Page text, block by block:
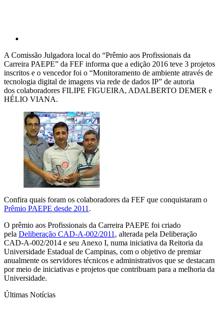
A Comissão Julgadora local do “Prêmio aos Profissionais da
Carreira PAEPE” da FEF informa que a edição 2016 teve 3 projetos
inscritos e o vencedor foi o “Monitoramento de ambiente através de
tecnologia digital de imagens via rede de dados IP” de autoria
dos colaboradores FILIPE FIGUEIRA, ADALBERTO DEMER e
HÉLIO VIANA.
Confira quais foram os colaboradores da FEF que conquistaram o
Prêmio PAEPE desde 2011 .
O prêmio aos Profissionais da Carreira PAEPE foi criado
pela Deliberação CAD-A-002/2011 , alterada pela Deliberação
CAD-A-002/2014 e seu Anexo I, numa iniciativa da Reitoria da
Universidade Estadual de Campinas, com o objetivo de premiar
anualmente os servidores técnicos e administrativos que se destacam
por meio de iniciativas e projetos que contribuam para a melhoria da
Universidade.
Últimas Notícias